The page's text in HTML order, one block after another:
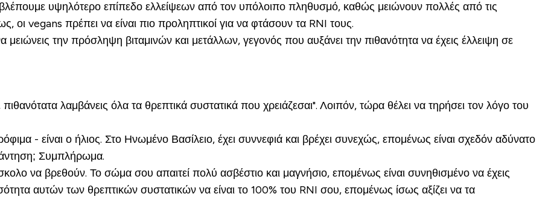
υψηλότερο επίπεδο ελλείψεων από τον υπόλοιπο πληθυσμό, καθώς μειώνουν πολλές από τις
οι vegans πρέπει να είναι πιο προληπτικοί για να φτάσουν τα RNI τους.
την πρόσληψη βιταμινών και μετάλλων, γεγονός που αυξάνει την πιθανότητα να έχεις έλλειψη σε
λαμβάνεις όλα τα θρεπτικά συστατικά που χρειάζεσαι". Λοιπόν, τώρα θέλει να τηρήσει τον λόγο του
- είναι ο ήλιος. Στο Ηνωμένο Βασίλειο, έχει συννεφιά και βρέχει συνεχώς, επομένως είναι σχεδόν αδύνατο
Συμπλήρωμα.
να βρεθούν. Το σώμα σου απαιτεί πολύ ασβέστιο και μαγνήσιο, επομένως είναι συνηθισμένο να έχεις
αυτών των θρεπτικών συστατικών να είναι το 100% του RNI σου, επομένως ίσως αξίζει να τα